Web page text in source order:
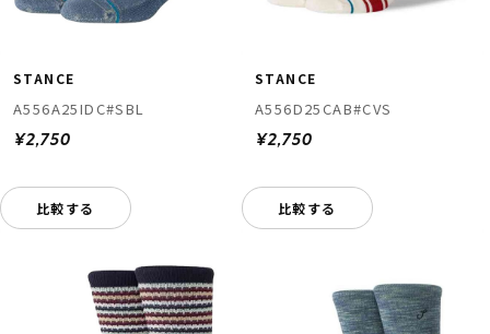
STANCE
A556A25IDC#SBL
¥2,750
比較する
STANCE
A556D25CAB#CVS
¥2,750
比較する